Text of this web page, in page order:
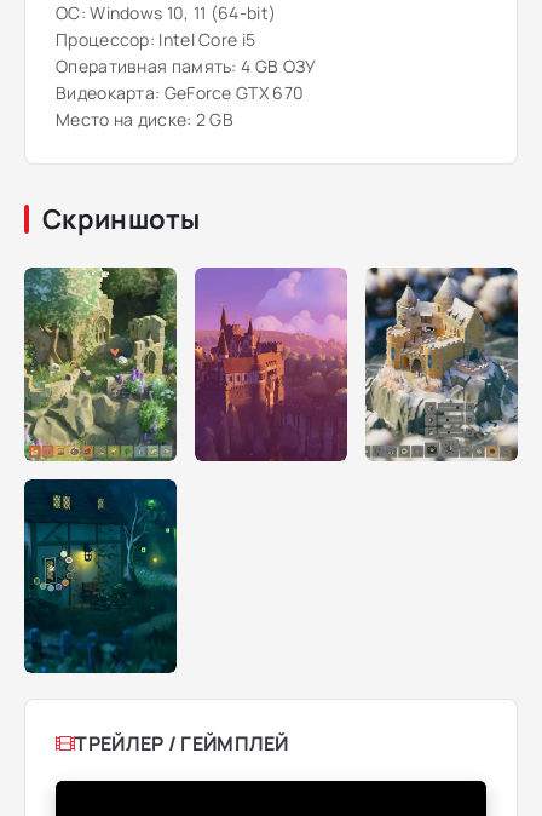
ОС: Windows 10, 11 (64-bit)
Процессор: Intel Core i5
Оперативная память: 4 GB ОЗУ
Видеокарта: GeForce GTX 670
Место на диске: 2 GB
Скриншоты
ТРЕЙЛЕР / ГЕЙМПЛЕЙ